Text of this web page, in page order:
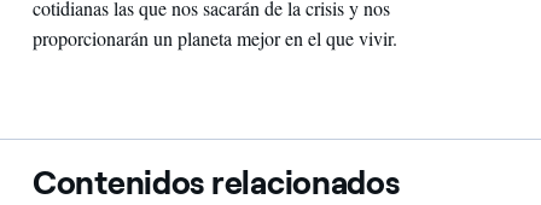
cotidianas las que nos sacarán de la crisis y nos
proporcionarán un planeta mejor en el que vivir.
Contenidos relacionados